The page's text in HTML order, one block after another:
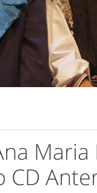
Maria
CD